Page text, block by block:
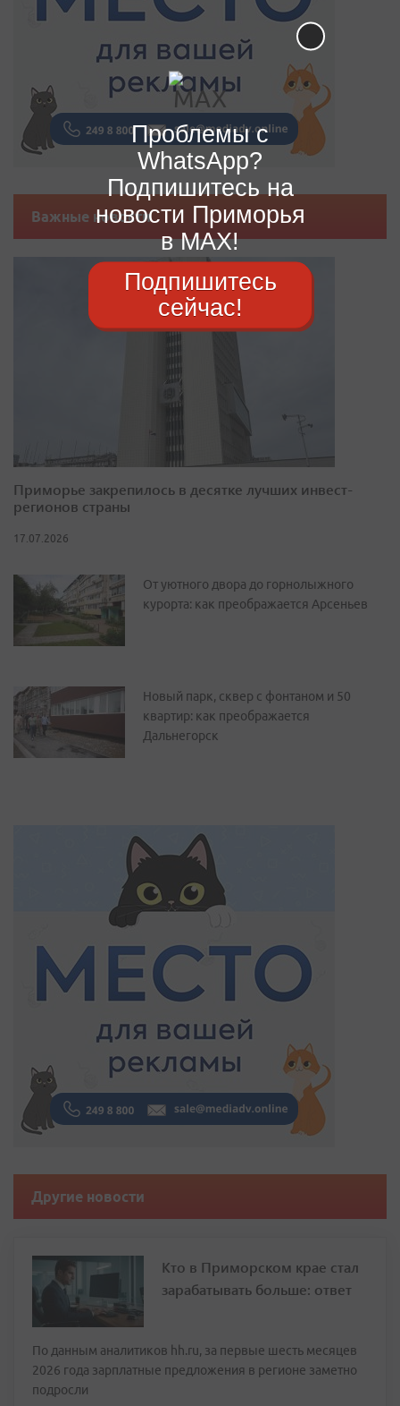
Важные новости
Приморье закрепилось в десятке лучших инвест-
регионов страны
17.07.2026
От уютного двора до горнолыжного
курорта: как преображается Арсеньев
Новый парк, сквер с фонтаном и 50
квартир: как преображается
Дальнегорск
Другие новости
Кто в Приморском крае стал
зарабатывать больше: ответ
По данным аналитиков hh.ru, за первые шесть месяцев
2026 года зарплатные предложения в регионе заметно
подросли
Проблемы с
WhatsApp?
Подпишитесь на
новости Приморья
в MAX!
Подпишитесь
сейчас!